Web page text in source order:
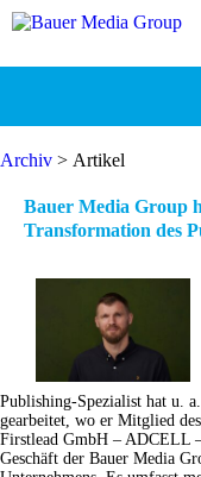
Archiv > Artikel
Bauer Media Group
Transformation des
Publishing-Spezialist hat u.
gearbeitet, wo er Mitglied
Firstlead GmbH – ADCELL
Geschäft der Bauer Media